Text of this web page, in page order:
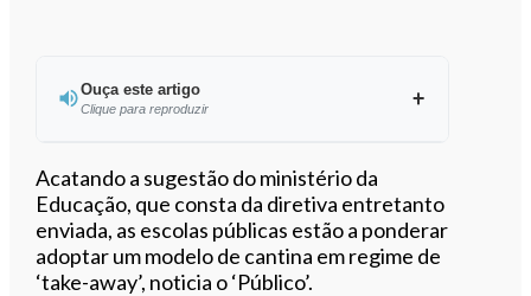
Ouça este artigo
Clique para reproduzir
Ouvir este artigo
Acatando a sugestão do ministério da
Educação, que consta da diretiva entretanto
enviada, as escolas públicas estão a ponderar
adoptar um modelo de cantina em regime de
‘take-away’, noticia o ‘Público’.